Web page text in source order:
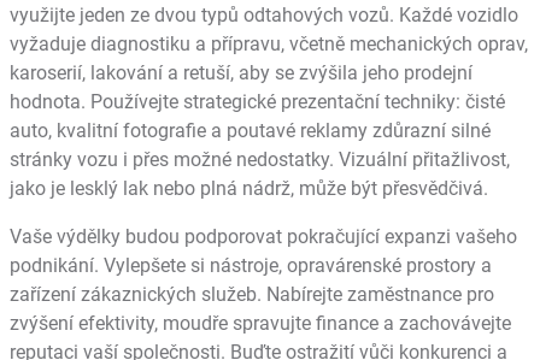
využijte jeden ze dvou typů odtahových vozů. Každé vozidlo
vyžaduje diagnostiku a přípravu, včetně mechanických oprav,
karoserií, lakování a retuší, aby se zvýšila jeho prodejní
hodnota. Používejte strategické prezentační techniky: čisté
auto, kvalitní fotografie a poutavé reklamy zdůrazní silné
stránky vozu i přes možné nedostatky. Vizuální přitažlivost,
jako je lesklý lak nebo plná nádrž, může být přesvědčivá.
Vaše výdělky budou podporovat pokračující expanzi vašeho
podnikání. Vylepšete si nástroje, opravárenské prostory a
zařízení zákaznických služeb. Nabírejte zaměstnance pro
zvýšení efektivity, moudře spravujte finance a zachovávejte
reputaci vaší společnosti. Buďte ostražití vůči konkurenci a